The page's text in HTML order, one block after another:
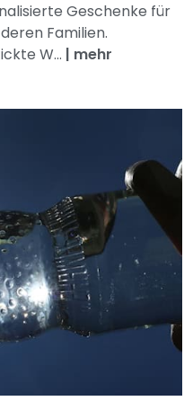
Geschenke für
Familien.
W... | mehr